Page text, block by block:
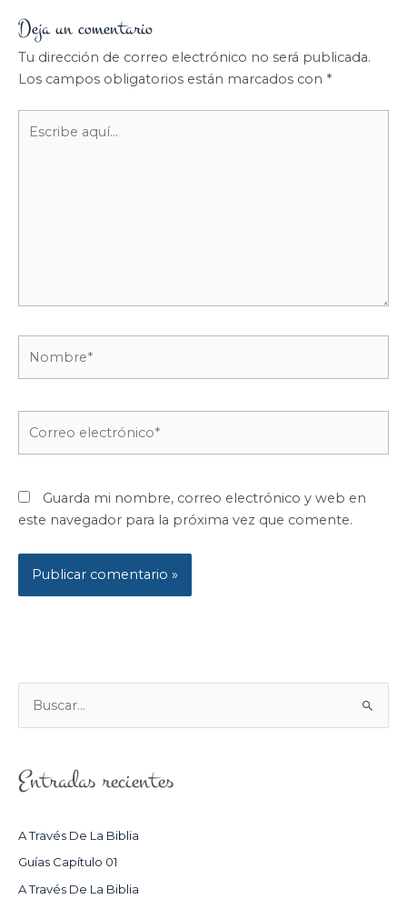
Deja un comentario
Tu dirección de correo electrónico no será publicada.
Los campos obligatorios están marcados con *
aquí...
Guarda mi nombre, correo electrónico y web en
este navegador para la próxima vez que comente.
U
C
Entradas recientes
A Través De La Biblia
Guías Capítulo 01
A Través De La Biblia